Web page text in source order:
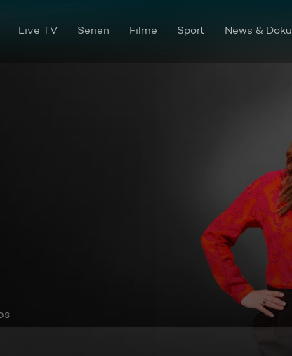
Live TV Serien Filme Sport News & Doku